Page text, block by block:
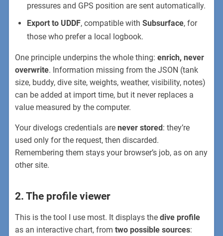
pressures and GPS position are sent automatically.
Export to UDDF, compatible withSubsurface, for
those who prefer a local logbook.
One principle underpins the whole thing:enrich, never
overwrite. Information missing from the JSON (tank
size, buddy, dive site, weights, weather, visibility, notes)
can be added at import time, but it never replaces a
value measured by the computer.
Your divelogs credentials arenever stored: they’re
used only for the request, then discarded.
Remembering them stays your browser’s job, as on any
other site.
2. The profile viewer
This is the tool I use most. It displays thedive profile
as an interactive chart, fromtwo possible sources: